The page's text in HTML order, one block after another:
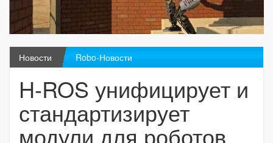
Новости Robo-Новости
H-ROS унифицирует и
стандартизирует
модули для роботов